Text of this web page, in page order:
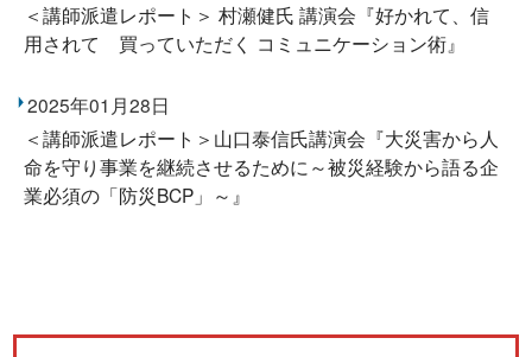
＜講師派遣レポート＞ 村瀬健氏 講演会『好かれて、信
用されて 買っていただく コミュニケーション術』
2025年01月28日
＜講師派遣レポート＞山口泰信氏講演会『大災害から人
命を守り事業を継続させるために～被災経験から語る企
業必須の「防災BCP」～』